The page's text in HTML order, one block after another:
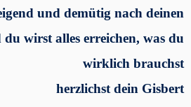
und demütig nach deinen
wirst alles erreichen, was du
wirklich brauchst
herzlichst dein Gisbert